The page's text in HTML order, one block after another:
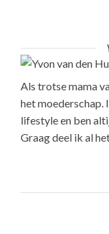
Als trotse mama
het moederschap.
lifestyle en ben
Graag deel ik al